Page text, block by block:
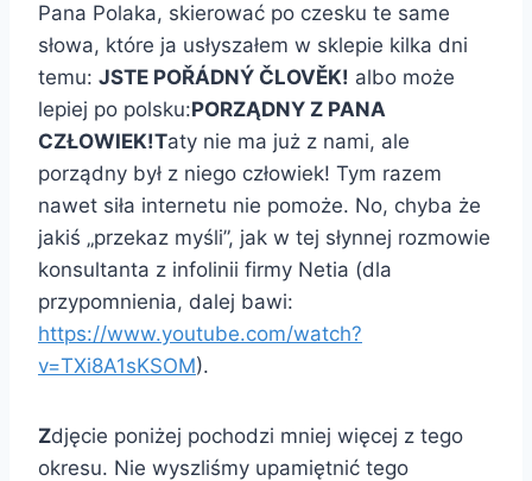
Pana Polaka, skierować po czesku te same
słowa, które ja usłyszałem w sklepie kilka dni
temu: JSTE POŘÁDNÝ ČLOVĚK! albo może
lepiej po polsku:PORZĄDNY Z PANA
CZŁOWIEK!Taty nie ma już z nami, ale
porządny był z niego człowiek! Tym razem
nawet siła internetu nie pomoże. No, chyba że
jakiś „przekaz myśli”, jak w tej słynnej rozmowie
konsultanta z infolinii firmy Netia (dla
przypomnienia, dalej bawi:
https://www.youtube.com/watch?
v=TXi8A1sKSOM).
Zdjęcie poniżej pochodzi mniej więcej z tego
okresu. Nie wyszliśmy upamiętnić tego